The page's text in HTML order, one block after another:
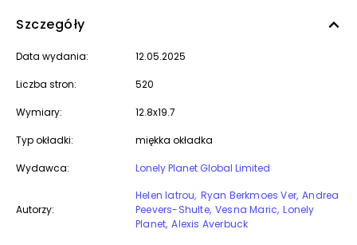
Szczegóły
Data wydania: 12.05.2025
Liczba stron: 520
Wymiary: 12.8x19.7
Typ okładki: miękka okładka
Wydawca: Lonely Planet Global Limited
Autorzy:
Helen Iatrou Ryan Berkmoes Ver Andrea
Peevers-Shulte Vesna Maric Lonely
Planet Alexis Averbuck